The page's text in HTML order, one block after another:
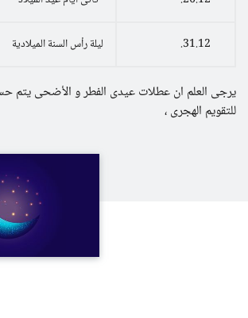
31.12. ليلة رأس السنة الميلادية
يرجى العلم ان عطلات عيدى الفطر و الأضحى يتم
للتقويم الهجرى ،